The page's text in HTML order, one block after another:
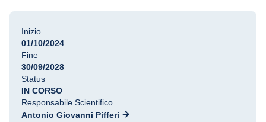
Inizio
01/10/2024
Fine
30/09/2028
Status
IN CORSO
Responsabile Scientifico
Antonio Giovanni Pifferi